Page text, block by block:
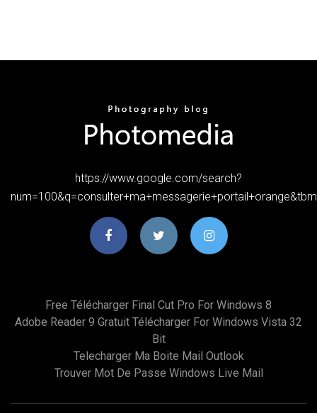
https://www.google.com/search?
Free Télécharger Final Cut Pro For Windows 8
Adobe Reader 9 Gratuit Télécharger For Windows Vista 32
Bit
Telecharger Ma Boite Mail Outlook
Trouver Mot De Passe Windows Live Mail